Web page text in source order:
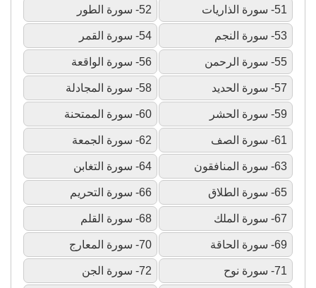
51- سورة الذاريات 52- سورة الطور
53- سورة النجم 54- سورة القمر
55- سورة الرحمن 56- سورة الواقعة
57- سورة الحديد 58- سورة المجادلة
59- سورة الحشر 60- سورة الممتحنة
61- سورة الصف 62- سورة الجمعة
63- سورة المنافقون 64- سورة التغابن
65- سورة الطلاق 66- سورة التحريم
67- سورة الملك 68- سورة القلم
69- سورة الحاقة 70- سورة المعارج
71- سورة نوح 72- سورة الجن